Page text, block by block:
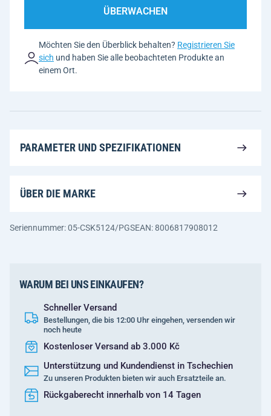
ÜBERWACHEN
Möchten Sie den Überblick behalten? Registrieren Sie
sich und haben Sie alle beobachteten Produkte an
einem Ort.
PARAMETER UND SPEZIFIKATIONEN
ÜBER DIE MARKE
Seriennummer: 05-CSK5124/PGSEAN: 8006817908012
WARUM BEI UNS EINKAUFEN?
Schneller Versand
Bestellungen, die bis 12:00 Uhr eingehen, versenden wir
noch heute
Kostenloser Versand ab 3.000 Kč
Unterstützung und Kundendienst in Tschechien
Zu unseren Produkten bieten wir auch Ersatzteile an.
Rückgaberecht innerhalb von 14 Tagen